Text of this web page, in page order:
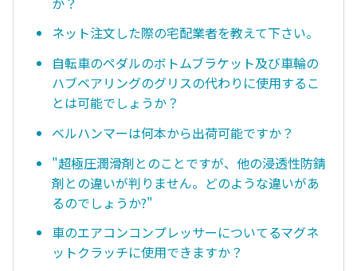
ネット注文した際の宅配業者を教えて下さい。
自転車のペダルのボトムブラケット及び車輪の
ハブベアリングのグリスの代わりに使用するこ
とは可能でしょうか？
ベルハンマーは何本から出荷可能ですか？
"超極圧潤滑剤とのことですが、他の浸透性防錆
剤との違いが判りません。どのような違いがあ
るのでしょうか?"
車のエアコンコンプレッサーについてるマグネ
ットクラッチに使用できますか？